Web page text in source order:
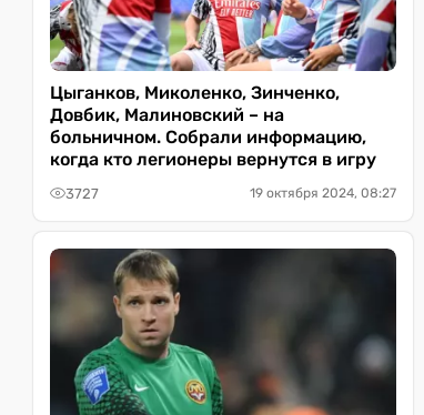
Цыганков, Миколенко, Зинченко,
Довбик, Малиновский – на
больничном. Собрали информацию,
когда кто легионеры вернутся в игру
3727 19 октября 2024, 08:27